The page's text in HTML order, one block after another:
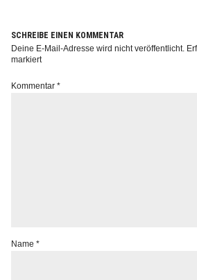
SCHREIBE EINEN KOMMENTAR
Deine E-Mail-Adresse wird nicht veröffentlicht.
markiert
Kommentar*
Name*